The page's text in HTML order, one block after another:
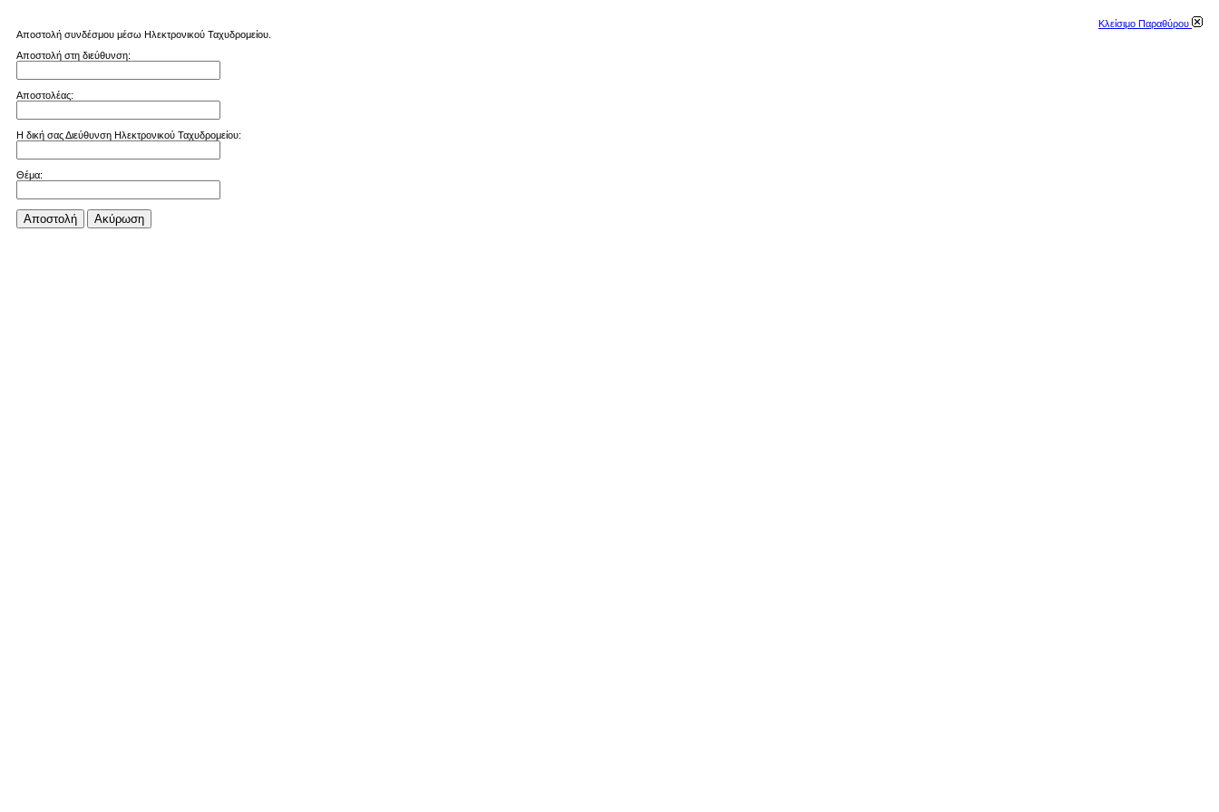
Κλείσιμο Παραθύρου
Αποστολή συνδέσμου μέσω Ηλεκτρονικού Ταχυδρομείου.
Αποστολή στη διεύθυνση:
Αποστολέας:
Η δική σας Διεύθυνση Ηλεκτρονικού Ταχυδρομείου:
Θέμα:
Αποστολή Aκύρωση